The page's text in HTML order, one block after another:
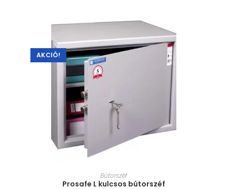
AKCIÓ!
MÉRET VÁLASZTÁSA
Bútorszéf
Prosafe L kulcsos bútorszéf